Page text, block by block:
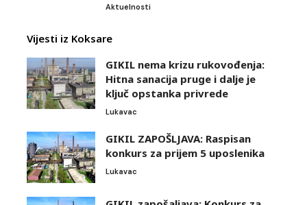
Aktuelnosti
Vijesti iz Koksare
GIKIL nema krizu rukovođenja:
Hitna sanacija pruge i dalje je
ključ opstanka privrede
Lukavac
GIKIL ZAPOŠLJAVA: Raspisan
konkurs za prijem 5 uposlenika
Lukavac